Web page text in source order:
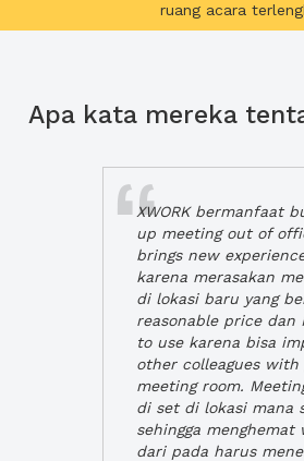
ruang acara
Apa kata mereka
XWORK bermanfaat
up meeting out of
brings new
karena merasakan
di lokasi baru yang
reasonable price dan
to use karena bisa
other colleagues with
meeting room.
di set di lokasi mana
sehingga menghemat
dari pada harus